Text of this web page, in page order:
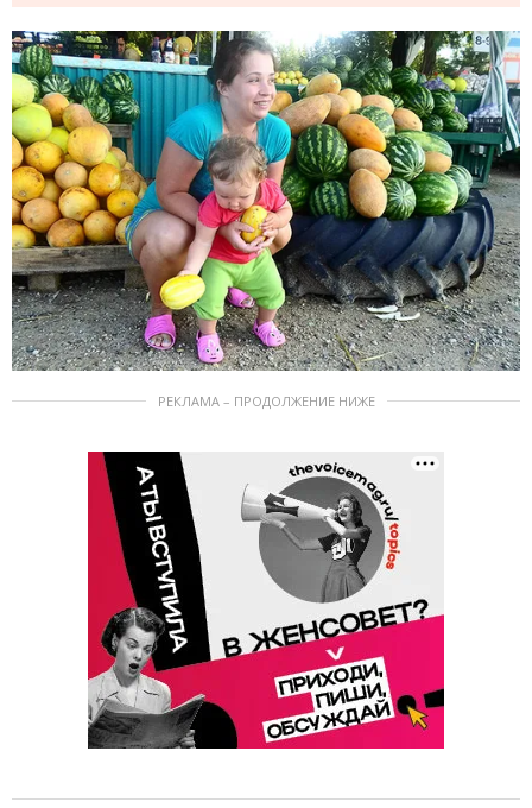
РЕКЛАМА – ПРОДОЛЖЕНИЕ НИЖЕ